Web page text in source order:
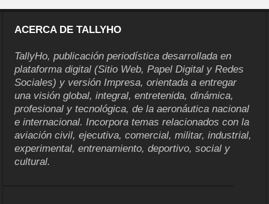
ACERCA DE TALLYHO
TallyHo, publicación periodística desarrollada en
plataforma digital (Sitio Web, Papel Digital y Redes
Sociales) y versión Impresa, orientada a entregar
una visión global, integral, entretenida, dinámica,
profesional y tecnológica, de la aeronáutica nacional
e internacional. Incorpora temas relacionados con la
aviación civil, ejecutiva, comercial, militar, industrial,
experimental, entrenamiento, deportivo, social y
cultural.